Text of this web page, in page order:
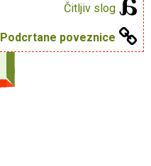
Čitljiv slog
Podcrtane poveznice